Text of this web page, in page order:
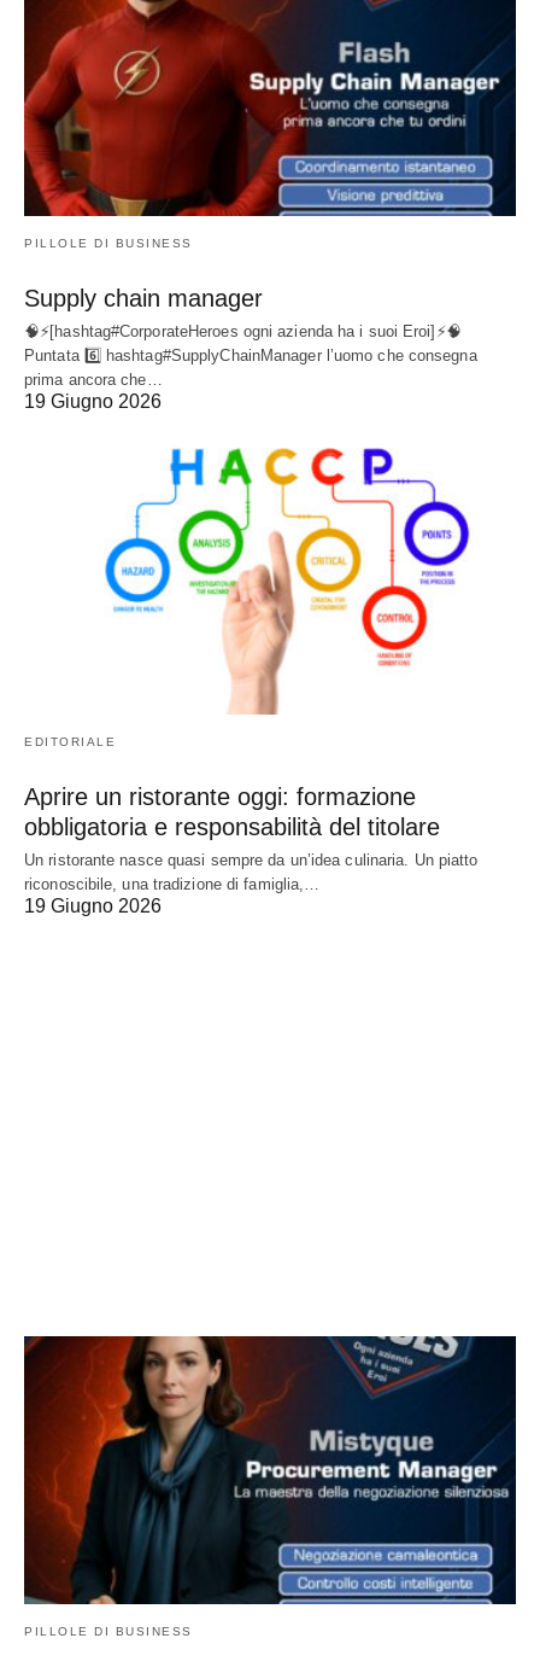
PILLOLE DI BUSINESS
Supply chain manager
🧠⚡[hashtag#CorporateHeroes ogni azienda ha i suoi Eroi]⚡🧠
Puntata 6️⃣ hashtag#SupplyChainManager l’uomo che consegna
prima ancora che…
19 Giugno 2026
EDITORIALE
Aprire un ristorante oggi: formazione
obbligatoria e responsabilità del titolare
Un ristorante nasce quasi sempre da un’idea culinaria. Un piatto
riconoscibile, una tradizione di famiglia,…
19 Giugno 2026
PILLOLE DI BUSINESS